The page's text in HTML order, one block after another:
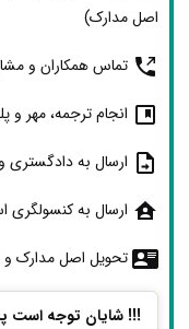
اصل مدارک)
تماس همکاران و
انجام ترجمه، مهر
ارسال به دادگستری
ارسال به کنسولگری
تحویل اصل مدارک و
!!! شایان توجه است